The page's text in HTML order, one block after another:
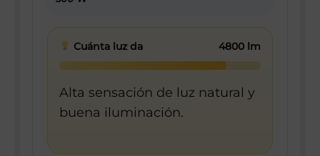
Cuánta luz da 4800 lm
Alta sensación de luz natural y
buena iluminación.